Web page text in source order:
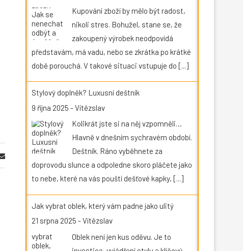
Kupování zboží by mělo být radost,
nikoli stres. Bohužel, stane se, že
zakoupený výrobek neodpovídá
představám, má vadu, nebo se zkrátka po krátké
době porouchá. V takové situaci vstupuje do [...]
Stylový doplněk? Luxusní deštník
9 října 2025 -Vítězslav
Kolikrát jste si na něj vzpomněli…
Hlavně v dnešním sychravém období.
Deštník. Ráno vyběhnete za
doprovodu slunce a odpoledne skoro pláčete jako
to nebe, které na vás pouští dešťové kapky, [...]
Jak vybrat oblek, který vám padne jako ulitý
21 srpna 2025 -Vítězslav
Oblek není jen kus oděvu. Je to